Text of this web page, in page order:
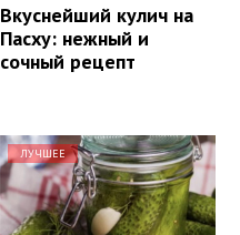
Вкуснейший кулич на
Пасху: нежный и
сочный рецепт
ЛУЧШЕЕ